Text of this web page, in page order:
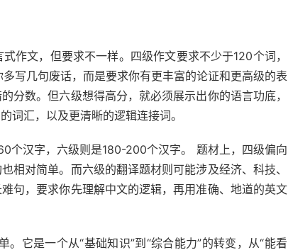
作文，但要求不一样。四级作文要求不少于120个词，
写几句废话，而是要求你有更丰富的论证和更高级的表
分数。但六级想得高分，就必须展示出你的语言功底，
词汇，以及更清晰的逻辑连接词。
个汉字，六级则是180-200个汉字。 题材上，四级偏向
相对简单。而六级的翻译题材则可能涉及经济、科技、
句，要求你先理解中文的逻辑，再用准确、地道的英文
它是一个从“基础知识”到“综合能力”的转变，从“能看